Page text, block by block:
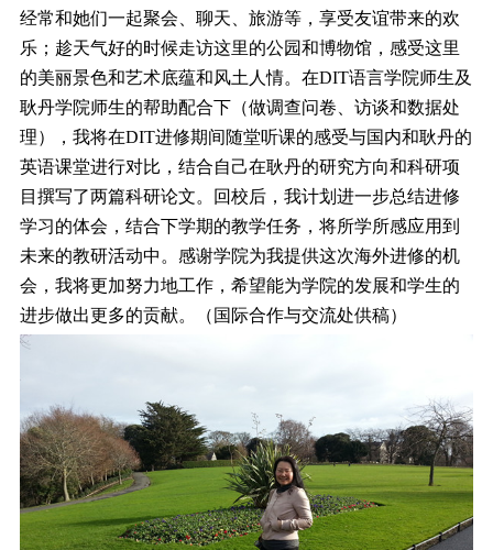
经常和她们一起聚会、聊天、旅游等，享受友谊带来的欢
乐；趁天气好的时候走访这里的公园和博物馆，感受这里
的美丽景色和艺术底蕴和风土人情。在DIT语言学院师生及
耿丹学院师生的帮助配合下（做调查问卷、访谈和数据处
理），我将在DIT进修期间随堂听课的感受与国内和耿丹的
英语课堂进行对比，结合自己在耿丹的研究方向和科研项
目撰写了两篇科研论文。回校后，我计划进一步总结进修
学习的体会，结合下学期的教学任务，将所学所感应用到
未来的教研活动中。感谢学院为我提供这次海外进修的机
会，我将更加努力地工作，希望能为学院的发展和学生的
进步做出更多的贡献。（国际合作与交流处供稿）